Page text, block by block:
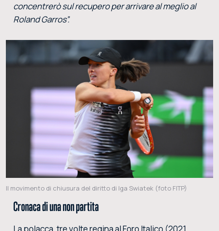
concentrerò sul recupero per arrivare al meglio al
Roland Garros”.
Il movimento di chiusura del diritto di Iga Swiatek (foto FITP)
Cronaca di una non partita